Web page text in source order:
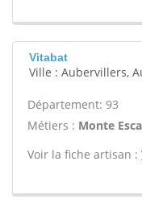
Vitabat
Ville : Aubervillers,
Département: 93
Métiers : Monte
Voir la fiche artisan :